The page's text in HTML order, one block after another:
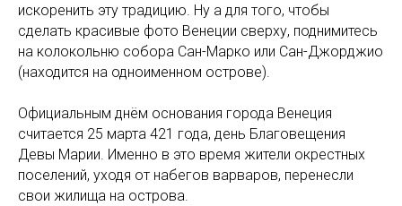
искоренить эту традицию. Ну а для того, чтобы
сделать красивые фото Венеции сверху, поднимитесь
на колокольню собора Сан-Марко или Сан-Джорджио
(находится на одноименном острове).
Официальным днём основания города Венеция
считается 25 марта 421 года, день Благовещения
Девы Марии. Именно в это время жители окрестных
поселений, уходя от набегов варваров, перенесли
свои жилища на острова.